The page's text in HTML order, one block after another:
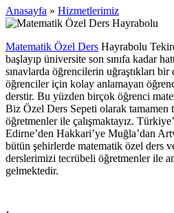
Anasayfa » Hizmetlerimiz
Matematik Özel Ders Hayrabolu
başlayıp üniversite son sınıfa kadar
sınavlarda öğrencilerin uğraştıkları
öğrenciler için kolay anlamayan
derstir. Bu yüzden birçok öğrenci
Biz Özel Ders Sepeti olarak tamamen
öğretmenler ile çalışmaktayız.
Edirne’den Hakkari’ye Muğla’dan
bütün şehirlerde matematik özel ders
derslerimizi tecrübeli öğretmenler ile
gelmektedir.